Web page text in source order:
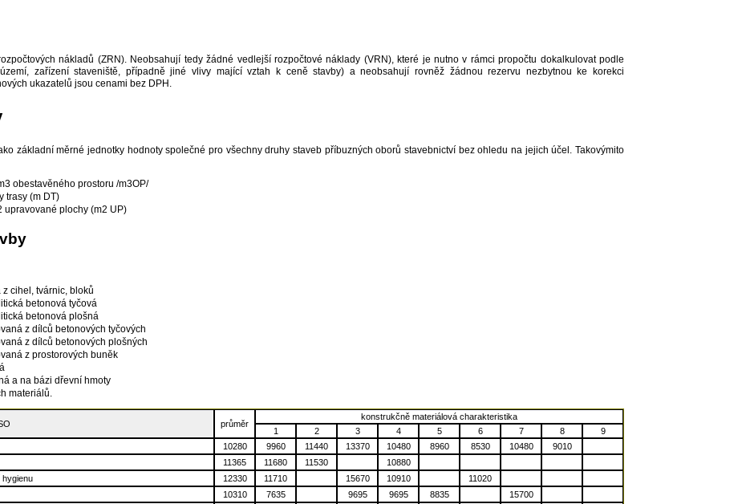
nákladů (ZRN). Neobsahují tedy žádné vedlejší rozpočtové náklady (VRN), které je nutno v rámci propočtu dokalkulovat podle
zařízení staveniště, případně jiné vlivy mající vztah k ceně stavby) a neobsahují rovněž žádnou rezervu nezbytnou ke korekci
ukazatelů jsou cenami bez DPH.
základní měrné jednotky hodnoty společné pro všechny druhy staveb příbuzných oborů stavebnictví bez ohledu na jejich účel. Takovýmito
obestavěného prostoru /m3OP/
trasy (m DT)
upravované plochy (m2 UP)
cihel, tvárnic, bloků
betonová tyčová
betonová plošná
z dílců betonových tyčových
z dílců betonových plošných
z prostorových buněk
a na bázi dřevní hmoty
materiálů.
průměr
konstrukčně materiálová charakteristika
1
2 3 4 5 6 7 8
9
10280 9960 11440 13370 10480 8960 8530 10480
9010
11365 11680 11530
10880
12330 11710 15670 10910
11020
10310 7635 9695 9695 8835
15700